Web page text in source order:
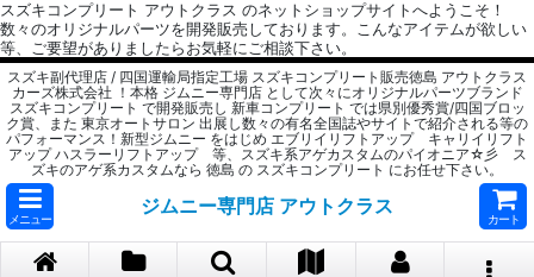
スズキコンプリート アウトクラス のネットショップサイトへようこそ！
数々のオリジナルパーツを開発販売しております。こんなアイテムが欲しい
等、ご要望がありましたらお気軽にご相談下さい。
スズキ副代理店 / 四国運輸局指定工場 スズキコンプリート販売徳島 アウトクラス
カーズ株式会社 ！本格 ジムニー専門店 として次々にオリジナルパーツブランド
スズキコンプリート で開発販売し 新車コンプリート では県別優秀賞/四国ブロッ
ク賞、また 東京オートサロン 出展し数々の有名全国誌やサイトで紹介される等の
パフォーマンス！新型ジムニー をはじめ エブリイリフトアップ キャリイリフト
アップ ハスラーリフトアップ 等、スズキ系アゲカスタムのパイオニア☆彡 ス
ズキのアゲ系カスタムなら 徳島 の スズキコンプリート にお任せ下さい。
メニュー
ジムニー専門店 アウトクラス
カート